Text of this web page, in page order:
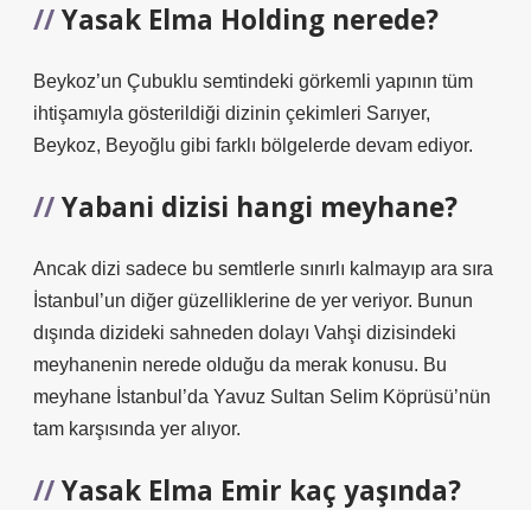
Yasak Elma Holding nerede?
Beykoz’un Çubuklu semtindeki görkemli yapının tüm
ihtişamıyla gösterildiği dizinin çekimleri Sarıyer,
Beykoz, Beyoğlu gibi farklı bölgelerde devam ediyor.
Yabani dizisi hangi meyhane?
Ancak dizi sadece bu semtlerle sınırlı kalmayıp ara sıra
İstanbul’un diğer güzelliklerine de yer veriyor. Bunun
dışında dizideki sahneden dolayı Vahşi dizisindeki
meyhanenin nerede olduğu da merak konusu. Bu
meyhane İstanbul’da Yavuz Sultan Selim Köprüsü’nün
tam karşısında yer alıyor.
Yasak Elma Emir kaç yaşında?